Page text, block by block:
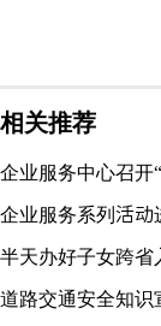
相关推荐
企业服务中心召开
企业服务系列活动
半天办好子女跨省
道路交通安全知识